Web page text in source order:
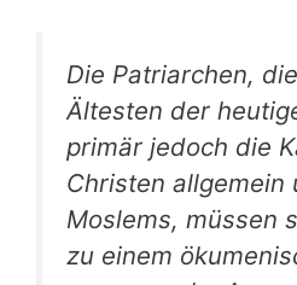
Die Patriarchen,
Ältesten der
primär jedoch die
Christen allgemein
Moslems, müssen
zu einem